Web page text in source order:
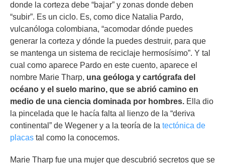
donde la corteza debe “bajar” y zonas donde deben
“subir”. Es un ciclo. Es, como dice Natalia Pardo,
vulcanóloga colombiana, “acomodar dónde puedes
generar la corteza y dónde la puedes destruir, para que
se mantenga un sistema de reciclaje hermosísimo”. Y tal
cual como aparece Pardo en este cuento, aparece el
nombre Marie Tharp, una geóloga y cartógrafa del
océano y el suelo marino, que se abrió camino en
medio de una ciencia dominada por hombres. Ella dio
la pincelada que le hacía falta al lienzo de la “deriva
continental” de Wegener y a la teoría de la tectónica de
placas tal como la conocemos.
Marie Tharp fue una mujer que descubrió secretos que se